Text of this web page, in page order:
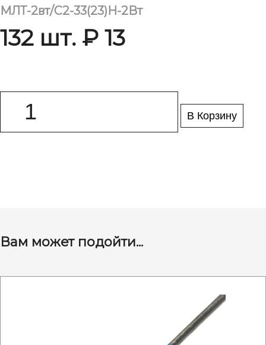
МЛТ-2вт/С2-33(23)Н-2Вт
132 шт. ₽ 13
В Корзину
Вам может подойти...